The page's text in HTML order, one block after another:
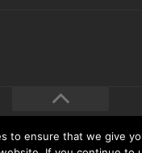
to ensure that we give